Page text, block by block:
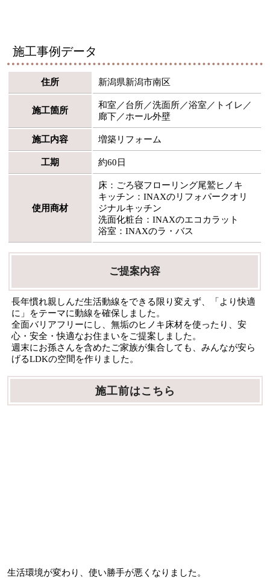
施工事例データ
住所 新潟県新潟市南区
施工箇所
和室／台所／洗面所／浴室／トイレ／
廊下／ホール外壁
施工内容 増築リフォーム
工期 約60日
使用商材
床：ごろ寝フローリング尾鷲ヒノキ
キッチン：INAXのリフォパークオリ
ジナルキッチン
洗面化粧台：INAXのエコカラット
浴室：INAXのラ・バス
ご提案内容
長年慣れ親しんだ生活動線をできる限り変えず、「より快適
に」をテーマに動線を確保しました。
全面バリアフリーにし、無垢のヒノキ床材を使ったり、安
心・安全・快適なお住まいをご提案しました。
週末にお孫さんを含めたご家族が集合しても、みんなが安ら
げるLDKの空間を作りました。
施工前はこちら
生活環境が変わり、使い勝手が悪くなりました。